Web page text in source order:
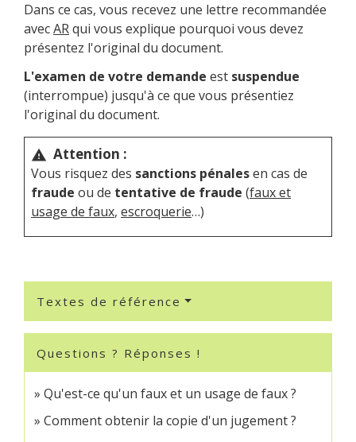
Dans ce cas, vous recevez une lettre recommandée
avecARqui vous explique pourquoi vous devez
présentez l'original du document.
L'examen de votre demande est suspendue
(interrompue) jusqu'à ce que vous présentiez
l'original du document.
warning Attention :
Vous risquez des sanctions pénalesen cas de
fraude ou de tentative de fraude (faux et
usage de faux, escroquerie…)
Textes de référence
Questions ? Réponses !
Qu'est-ce qu'un faux et un usage de faux ?
Comment obtenir la copie d'un jugement ?